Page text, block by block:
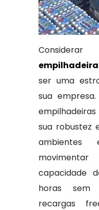
ser uma
sua
sua robustez
ambientes
capacidade
horas sem
recargas